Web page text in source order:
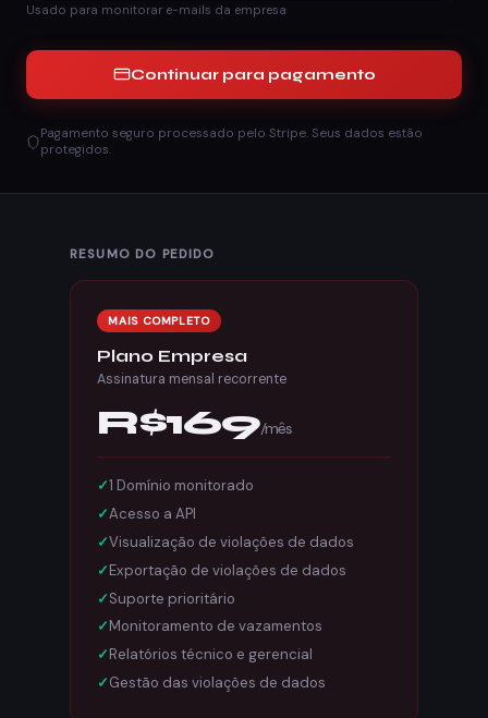
Usado para monitorar e-mails da empresa
Continuar para pagamento
Pagamento seguro processado pelo Stripe. Seus dados estão
protegidos.
RESUMO DO PEDIDO
MAIS COMPLETO
Plano Empresa
Assinatura mensal recorrente
R$169/mês
1 Domínio monitorado
Acesso a API
Visualização de violações de dados
Exportação de violações de dados
Suporte prioritário
Monitoramento de vazamentos
Relatórios técnico e gerencial
Gestão das violações de dados